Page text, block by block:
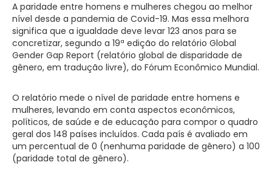
A paridade entre homens e mulheres chegou ao melhor
nível desde a pandemia de Covid-19. Mas essa melhora
significa que a igualdade deve levar 123 anos para se
concretizar, segundo a 19ª edição do relatório Global
Gender Gap Report (relatório global de disparidade de
gênero, em tradução livre), do Fórum Econômico Mundial.
O relatório mede o nível de paridade entre homens e
mulheres, levando em conta aspectos econômicos,
políticos, de saúde e de educação para compor o quadro
geral dos 148 países incluídos. Cada país é avaliado em
um percentual de 0 (nenhuma paridade de gênero) a 100
(paridade total de gênero).